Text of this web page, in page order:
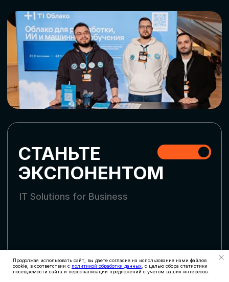
Продолжая использовать сайт, вы даете согласие на использование нами файлов
cookie, в соответствии с политикой обработки данных , с целью сбора статистики
посещаемости сайта и персонализации предложений с учетом ваших интересов.
СТАТЬ ПАРТНЕРОМ
СКАЧАТЬ ПРОГРАММУ
СТАТЬ СПИКЕРОМ
СТАТЬ УЧАСТНИКОМ